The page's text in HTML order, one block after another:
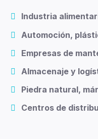
Industria
Automoción,
Empresas de
Almacenaje y
Piedra natural,
Centros de